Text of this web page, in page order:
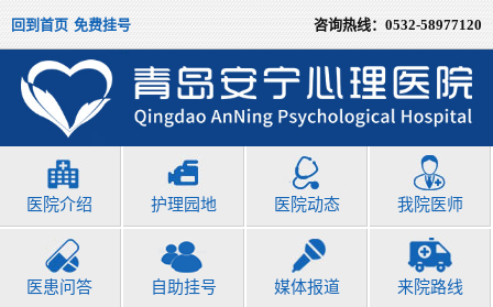
回到首页 免费挂号 咨询热线： 0532-58977120
医院介绍 护理园地 医院动态 我院医师
医患问答 自助挂号 媒体报道 来院路线